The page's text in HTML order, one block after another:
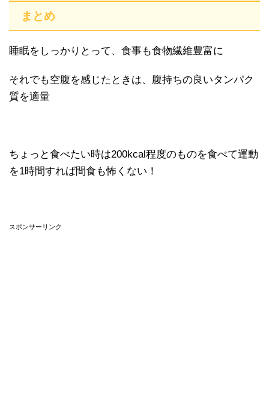
まとめ
睡眠をしっかりとって、食事も食物繊維豊富に
それでも空腹を感じたときは、腹持ちの良いタンパク
質を適量
ちょっと食べたい時は200kcal程度のものを食べて運動
を1時間すれば間食も怖くない！
スポンサーリンク